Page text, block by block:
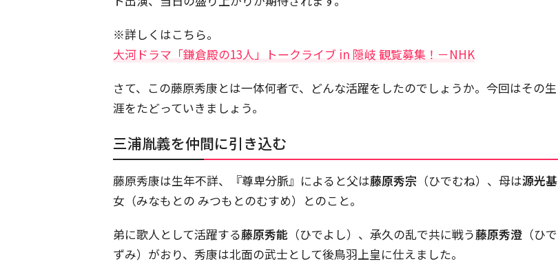
※詳しくはこちら。
大河ドラマ「鎌倉殿の13人」トークライブ in 隠岐 観覧募集！－NHK
さて、この藤原秀康とは一体何者で、どんな活躍をしたのでしょうか。今回はその生
涯をたどっていきましょう。
三浦胤義を仲間に引き込む
藤原秀康は生年不詳、『尊卑分脈』によると父は藤原秀宗 （ひでむね）、母は源光基
女（みなもとの みつもとのむすめ）とのこと。
弟に歌人として活躍する藤原秀能 （ひでよし）、承久の乱で共に戦う藤原秀澄 （ひで
ずみ）がおり、秀康は北面の武士として後鳥羽上皇に仕えました。